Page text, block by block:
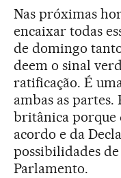
Nas próximas
encaixar todas
de domingo
deem o sinal
ratificação. É
ambas as
britânica porque
acordo e da
possibilidades
Parlamento.